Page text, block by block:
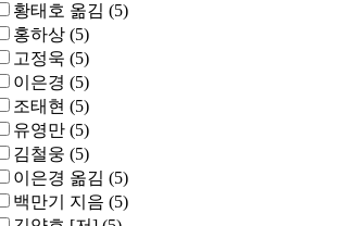
황태호 옮김 (5)
홍하상 (5)
고정욱 (5)
이은경 (5)
조태현 (5)
유영만 (5)
김철웅 (5)
이은경 옮김 (5)
백만기 지음 (5)